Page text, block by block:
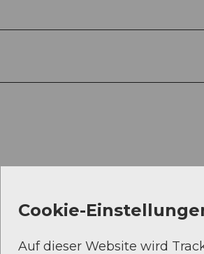
Cookie-
Auf dieser Website wird